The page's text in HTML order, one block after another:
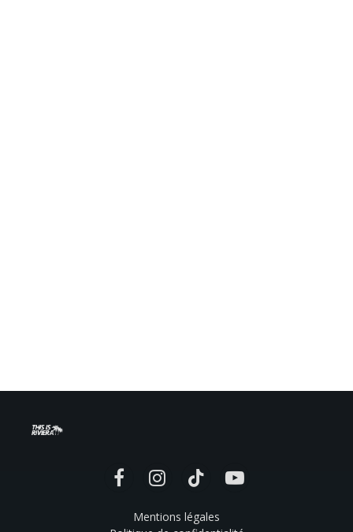
FacebookInstagramTikTok YouTube
Mentions légales